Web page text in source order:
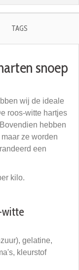
TAGS
snoep
wij de ideale
roos-witte hartjes
hebben
ze worden
een
kilo.
witte
gelatine,
kleurstof